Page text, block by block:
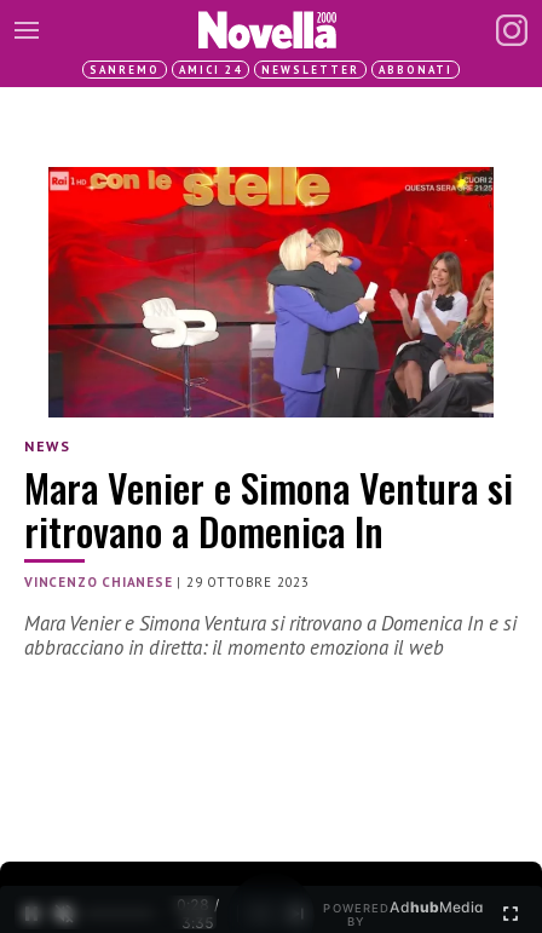
SANREMO AMICI 24 NEWSLETTER ABBONATI
NEWS
Mara Venier e Simona Ventura si
ritrovano a Domenica In
VINCENZO CHIANESE |29 OTTOBRE 2023
Mara Venier e Simona Ventura si ritrovano a Domenica In e si
abbracciano in diretta: il momento emoziona il web
0:29 /
3:35
POWERED
BY
AdhubMedia